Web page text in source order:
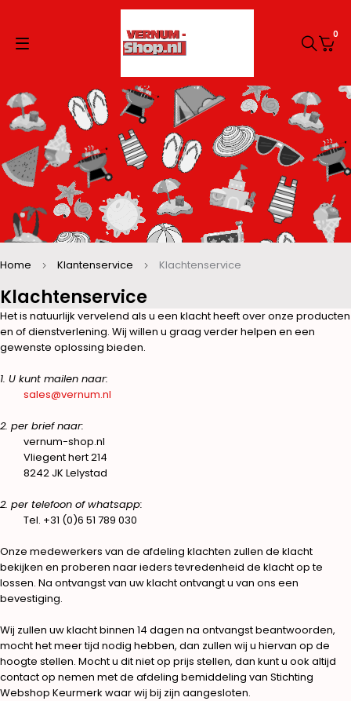
0
Klachtenservice
Home Klantenservice Klachtenservice
Het is natuurlijk vervelend als u een klacht heeft over onze producten
en of dienstverlening. Wij willen u graag verder helpen en een
gewenste oplossing bieden.
1. U kunt mailen naar:
sales@vernum.nl
2. per brief naar:
vernum-shop.nl
Vliegent hert 214
8242 JK Lelystad
2. per telefoon of whatsapp:
Tel. +31 (0)6 51 789 030
Onze medewerkers van de afdeling klachten zullen de klacht
bekijken en proberen naar ieders tevredenheid de klacht op te
lossen. Na ontvangst van uw klacht ontvangt u van ons een
bevestiging.
Wij zullen uw klacht binnen 14 dagen na ontvangst beantwoorden,
mocht het meer tijd nodig hebben, dan zullen wij u hiervan op de
hoogte stellen. Mocht u dit niet op prijs stellen, dan kunt u ook altijd
contact op nemen met de afdeling bemiddeling van Stichting
Webshop Keurmerk waar wij bij zijn aangesloten.